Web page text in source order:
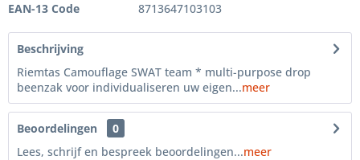
EAN-13 Code
8713647103103
Beschrijving
Riemtas Camouflage SWAT team * multi-purpose drop
beenzak voor individualiseren uw eigen...meer
Beoordelingen
0
Lees, schrijf en bespreek beoordelingen...meer